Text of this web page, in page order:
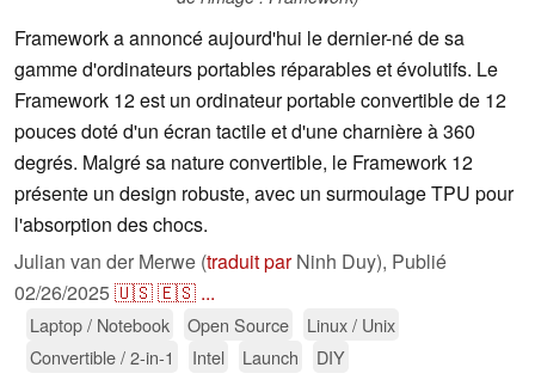
Framework a annoncé aujourd'hui le dernier-né de sa
gamme d'ordinateurs portables réparables et évolutifs. Le
Framework 12 est un ordinateur portable convertible de 12
pouces doté d'un écran tactile et d'une charnière à 360
degrés. Malgré sa nature convertible, le Framework 12
présente un design robuste, avec un surmoulage TPU pour
l'absorption des chocs.
Julian van der Merwe (traduit parNinh Duy), Publié
02/26/2025🇺🇸🇪🇸 ...
Laptop / Notebook Open Source
Linux / Unix
Convertible / 2-in-1
Intel Launch DIY